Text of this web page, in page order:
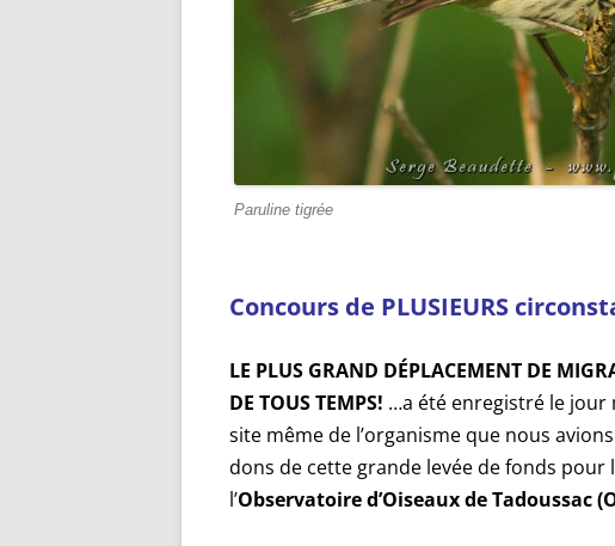
Paruline tigrée
Concours de PLUSIEURS
LE PLUS GRAND DÉPLACEMENT DE
DE TOUS TEMPS! …a été enregistré le jour
site même de l’organisme que nous
dons de cette grande levée de fonds pour
l’Observatoire d’Oiseaux de Tadoussac